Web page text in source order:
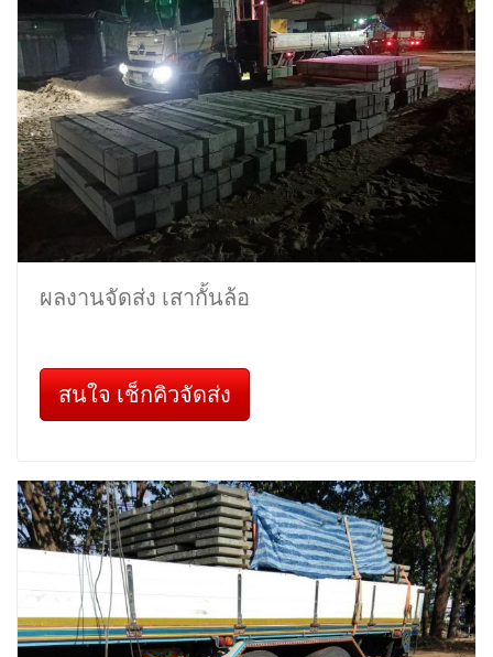
ผลงานจัดส่ง เสากั้นล้อ
สนใจ เช็กคิวจัดส่ง